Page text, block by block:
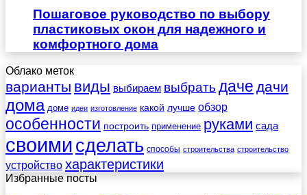
Пошаговое руководство по выбору
пластиковых окон для надежного и
комфортного дома
Облако меток
варианты виды выбираем выбрать даче дачи
дома доме идеи изготовление какой лучше обзор
особенности построить применение руками сада
своими сделать способы строительства строительство
устройство характеристики
Избранные посты